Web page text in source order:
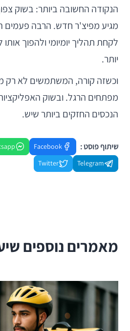
הנקודה החשובה ביותר: בשוק
מגיע מפיצ'ר חדש. הרבה פעמים
לקחת תהליך יומיומי ולהפוך
יותר.
וכשזה קורה, המשתמשים לא רק
מפתחים הרגל. ובשוק
הנכסים החזקים ביותר שיש.
שיתוף פוסט : Facebook
Telegram
Twitter
מאמרים נוספים